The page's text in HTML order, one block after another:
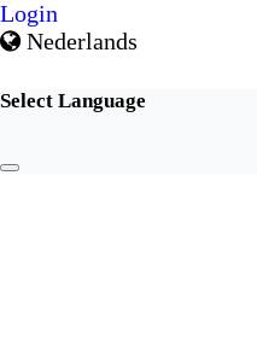
Login
Nederlands
Select Language